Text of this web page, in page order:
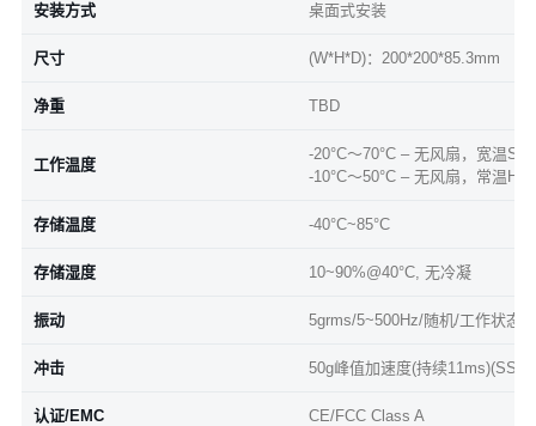
安装方式 桌面式安装
尺寸 (W*H*D)：200*200*85.3mm
净重 TBD
工作温度
-20°C～70°C – 无风扇，宽温
-10°C～50°C – 无风扇，常温
存储温度 -40°C~85°C
存储湿度 10~90%@40°C, 无冷凝
振动 5grms/5~500Hz/随机/工作状态
冲击 50g峰值加速度(持续
认证/EMC CE/FCC Class A